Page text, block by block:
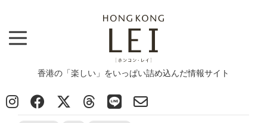
香港の「楽しい」をいっぱい詰め込んだ情報サイト
News > Eat & Drink
>
2026/02/05